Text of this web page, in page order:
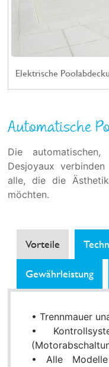
Elektrische
Automatische
Die
Desjoyaux
alle, die die
möchten.
Vorteile
Gewährleistung
• Trennmauer
•
• Alle